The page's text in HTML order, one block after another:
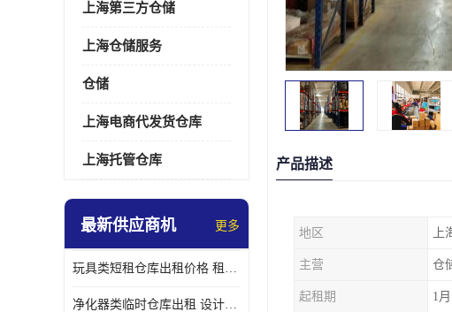
上海第三方仓储
上海仓储服务
仓储
上海电商代发货仓库
上海托管仓库
最新供应商机 更多
玩具类短租仓库出租价格 租期灵活 智能电商配套
净化器类临时仓库出租 设计简单 电商仓储物流战略合作
产品描述
地区 上
主营 仓
起租期 1月